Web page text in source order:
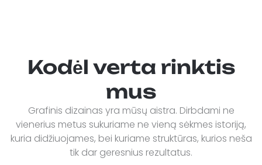
Kodėl verta rinktis
mus
Grafinis dizainas yra mūsų aistra. Dirbdami ne
vienerius metus sukuriame ne vieną sėkmes istoriją,
kuria didžiuojames, bei kuriame struktūras, kurios neša
tik dar geresnius rezultatus.